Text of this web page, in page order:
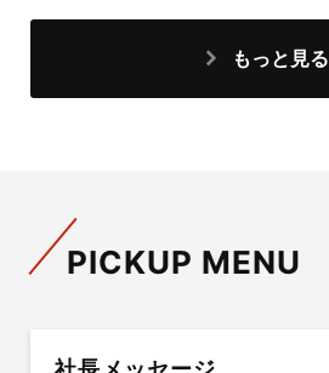
もっと見る
PICKUP MENU